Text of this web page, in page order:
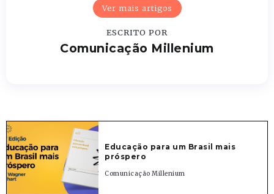
Ver mais artigos
ESCRITO POR
Comunicação Millenium
Educação para um Brasil mais
próspero
Comunicação Millenium